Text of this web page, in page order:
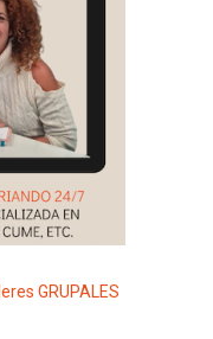
GRUPALES